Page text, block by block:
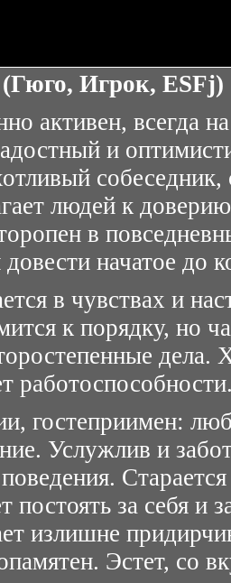
Игрок, ESFj)
активен, всегда
и
людей к
в
довести начатое до
в чувствах и
к порядку, но
дела.
гостеприимен:
Услужлив и
постоять за себя и
излишне
Эстет, со